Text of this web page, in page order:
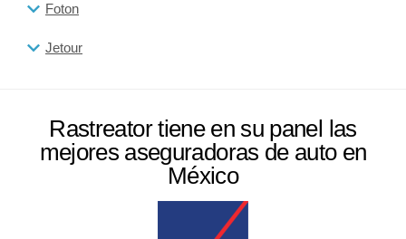
Foton
Jetour
Rastreator tiene en su panel las
mejores aseguradoras de auto en
México